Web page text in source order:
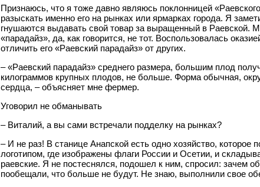
Признаюсь, что я тоже давно являюсь поклонницей
разыскать именно его на рынках или ярмарках города. Я
гнушаются выдавать свой товар за выращенный в Раевской.
«парадайз», да, как говорится, не тот. Воспользовалась
отличить его «Раевский парадайз» от других.
– «Раевский парадайз» среднего размера, большим плод
килограммов крупных плодов, не больше. Форма обычная,
сердца, – объясняет мне фермер.
Уговорил не обманывать
– Виталий, а вы сами встречали подделку на рынках?
– И не раз! В станице Анапской есть одно хозяйство, которое
логотипом, где изображены флаги России и Осетии, и
раевские. Я не постеснялся, подошел к ним, спросил: зачем
пообещали, что больше не будут. Не знаю, выполнили свое